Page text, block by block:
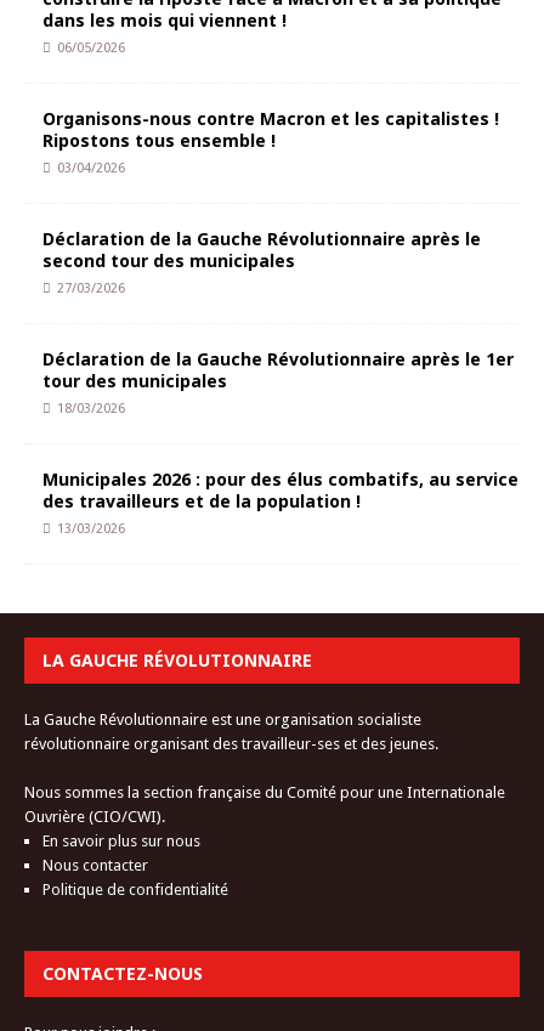
dans les mois qui viennent !
06/05/2026
Organisons-nous contre Macron et les capitalistes !
Ripostons tous ensemble !
03/04/2026
Déclaration de la Gauche Révolutionnaire après le
second tour des municipales
27/03/2026
Déclaration de la Gauche Révolutionnaire après le 1er
tour des municipales
18/03/2026
Municipales 2026 : pour des élus combatifs, au service
des travailleurs et de la population !
13/03/2026
LA GAUCHE RÉVOLUTIONNAIRE
La Gauche Révolutionnaire est une organisation socialiste
révolutionnaire organisant des travailleur-ses et des jeunes.
Nous sommes la section française du Comité pour une Internationale
Ouvrière (CIO/CWI).
En savoir plus sur nous
Nous contacter
Politique de confidentialité
CONTACTEZ-NOUS